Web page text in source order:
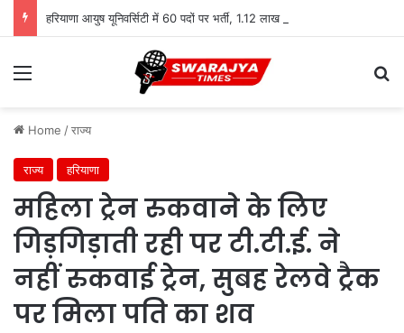
हरियाणा आयुष यूनिवर्सिटी में 60 पदों पर भर्ती, 1.12 लाख तक सैलरी
Menu
Home /राज्य
राज्य हरियाणा
महिला ट्रेन रुकवाने के लिए
गिड़गिड़ाती रही पर टी.टी.ई. ने
नहीं रुकवाई ट्रेन, सुबह रेलवे ट्रैक
पर मिला पति का शव